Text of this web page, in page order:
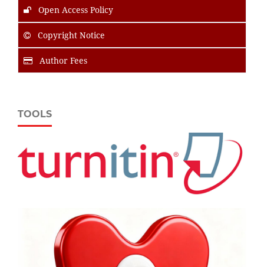
Open Access Policy
Copyright Notice
Author Fees
TOOLS